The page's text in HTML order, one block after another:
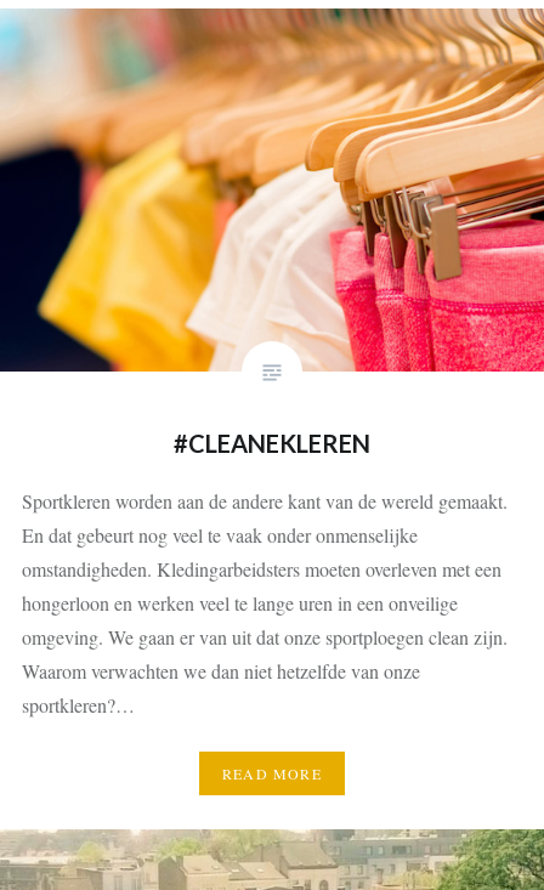
#CLEANEKLEREN
Sportkleren worden aan de andere kant van de wereld gemaakt.
En dat gebeurt nog veel te vaak onder onmenselijke
omstandigheden. Kledingarbeidsters moeten overleven met een
hongerloon en werken veel te lange uren in een onveilige
omgeving. We gaan er van uit dat onze sportploegen clean zijn.
Waarom verwachten we dan niet hetzelfde van onze
sportkleren?…
READ MORE